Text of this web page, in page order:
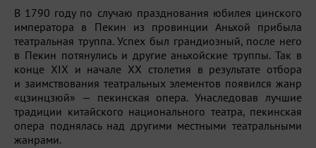
В 1790 году по случаю празднования юбилея цинского
императора в Пекин из провинции Аньхой прибыла
театральная труппа. Успех был грандиозный, после него
в Пекин потянулись и другие аньхойские труппы. Так в
конце ХIХ и начале ХХ столетия в результате отбора
и заимствования театральных элементов появился жанр
«цзинцзюй» — пекинская опера. Унаследовав лучшие
традиции китайского национального театра, пекинская
опера поднялась над другими местными театральными
жанрами.